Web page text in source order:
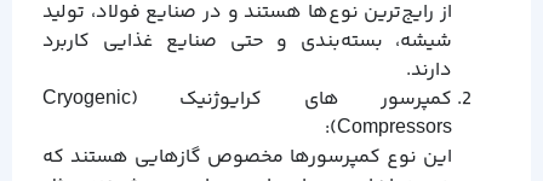
از رایج‌ترین نوع‌ها هستند و در صنایع فولاد، تولید
شیشه، بسته‌بندی و حتی صنایع غذایی کاربرد
دارند.
کمپرسور های کرایوژنیک (Cryogenic
Compressors):
این نوع کمپرسورها مخصوص گازهایی هستند که